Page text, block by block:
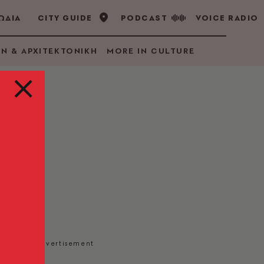
CITY GUIDE PODCAST VOICE RADIO
& ΑΡΧΙΤΕΚΤΟΝΙΚΗ MORE IN CULTURE